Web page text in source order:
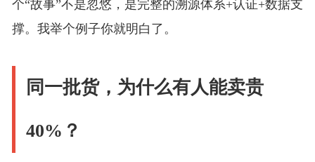
个“故事”不是忽悠，是完整的溯源体系+认证+数据支
撑。我举个例子你就明白了。
同一批货，为什么有人能卖贵
40%？